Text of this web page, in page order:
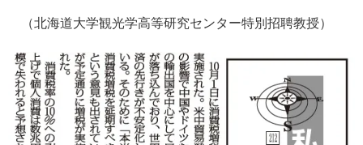
（北海道大学観光学高等研究センター特別招聘教授）